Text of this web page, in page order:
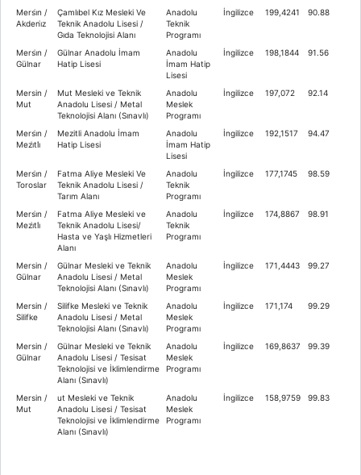
Mersi̇n /
Akdeni̇z
Çamlıbel Kız Mesleki Ve
Teknik Anadolu Lisesi /
Gıda Teknolojisi Alanı
Anadolu
Teknik
Programı
İngilizce 199,4241 90.88
Mersi̇n /
Gülnar
Gülnar Anadolu İmam
Hatip Lisesi
Anadolu
İmam Hatip
Lisesi
İngilizce 198,1844 91.56
Mersin /
Mut
Mut Mesleki ve Teknik
Anadolu Lisesi / Metal
Teknolojisi Alanı (Sınavlı)
Anadolu
Meslek
Programı
İngilizce 197,072 92.14
Mersi̇n /
Mezi̇tli̇
Mezitli Anadolu İmam
Hatip Lisesi
Anadolu
İmam Hatip
Lisesi
İngilizce 192,1517 94.47
Mersi̇n /
Toroslar
Fatma Aliye Mesleki Ve
Teknik Anadolu Lisesi /
Tarım Alanı
Anadolu
Teknik
Programı
İngilizce 177,1745 98.59
Mersi̇n /
Mezi̇tli̇
Fatma Aliye Mesleki ve
Teknik Anadolu Lisesi/
Hasta ve Yaşlı Hizmetleri
Alanı
Anadolu
Teknik
Programı
İngilizce 174,8867 98.91
Mersin /
Gülnar
Gülnar Mesleki ve Teknik
Anadolu Lisesi / Metal
Teknolojisi Alanı (Sınavlı)
Anadolu
Meslek
Programı
İngilizce 171,4443 99.27
Mersin /
Silifke
Silifke Mesleki ve Teknik
Anadolu Lisesi / Metal
Teknolojisi Alanı (Sınavlı)
Anadolu
Meslek
Programı
İngilizce 171,174 99.29
Mersin /
Gülnar
Gülnar Mesleki ve Teknik
Anadolu Lisesi / Tesisat
Teknolojisi ve İklimlendirme
Alanı (Sınavlı)
Anadolu
Meslek
Programı
İngilizce 169,8637 99.39
Mersin /
Mut
ut Mesleki ve Teknik
Anadolu Lisesi / Tesisat
Teknolojisi ve İklimlendirme
Alanı (Sınavlı)
Anadolu
Meslek
Programı
İngilizce 158,9759 99.83